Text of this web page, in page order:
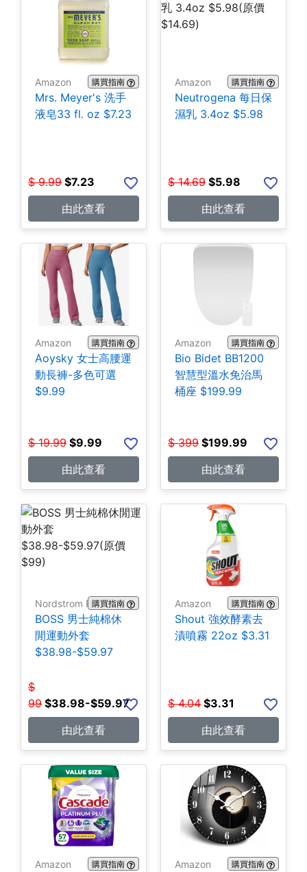
Amazon 購買指南
Mrs. Meyer's 洗手
液皂33 fl. oz $7.23
$ 9.99 $7.23
由此查看
Amazon 購買指南
Neutrogena 每日保
濕乳 3.4oz $5.98
$ 14.69 $5.98
由此查看
Amazon 購買指南
Aoysky 女士高腰運
動長褲-多色可選
$9.99
$ 19.99 $9.99
由此查看
Amazon 購買指南
Bio Bidet BB1200
智慧型溫水免治馬
桶座 $199.99
$ 399 $199.99
由此查看
Nordstrom Rack購買指南
BOSS 男士純棉休
閒運動外套
$38.98-$59.97
$
99 $38.98-$59.97
由此查看
Amazon 購買指南
Shout 強效酵素去
漬噴霧 22oz $3.31
$ 4.04 $3.31
由此查看
Amazon 購買指南 Amazon 購買指南